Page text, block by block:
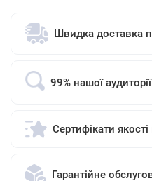
Швидка доставка
99% нашої
Сертифікати
Гарантійне